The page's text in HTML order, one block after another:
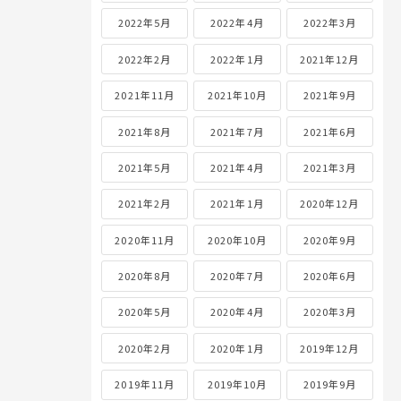
2022年5月 2022年4月 2022年3月
2022年2月 2022年1月 2021年12月
2021年11月 2021年10月 2021年9月
2021年8月 2021年7月 2021年6月
2021年5月 2021年4月 2021年3月
2021年2月 2021年1月 2020年12月
2020年11月 2020年10月 2020年9月
2020年8月 2020年7月 2020年6月
2020年5月 2020年4月 2020年3月
2020年2月 2020年1月 2019年12月
2019年11月 2019年10月 2019年9月